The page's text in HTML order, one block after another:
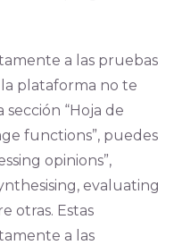
a las pruebas
plataforma no te
“Hoja de
functions”, puedes
opinions”,
evaluating
otras. Estas
a las